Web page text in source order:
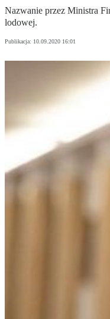
Nazwanie przez Ministra
lodowej.
Publikacja: 10.09.2020 16:01